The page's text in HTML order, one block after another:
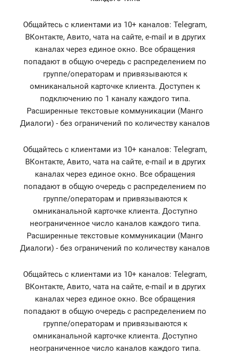
Общайтесь с клиентами из 10+ каналов: Telegram,
ВКонтакте, Авито, чата на сайте, e-mail и в других
каналах через единое окно. Все обращения
попадают в общую очередь с распределением по
группе/операторам и привязываются к
омниканальной карточке клиента. Доступен к
подключению по 1 каналу каждого типа.
Расширенные текстовые коммуникации (Манго
Диалоги) - без ограничений по количеству каналов
Общайтесь с клиентами из 10+ каналов: Telegram,
ВКонтакте, Авито, чата на сайте, e-mail и в других
каналах через единое окно. Все обращения
попадают в общую очередь с распределением по
группе/операторам и привязываются к
омниканальной карточке клиента. Доступно
неограниченное число каналов каждого типа.
Расширенные текстовые коммуникации (Манго
Диалоги) - без ограничений по количеству каналов
Общайтесь с клиентами из 10+ каналов: Telegram,
ВКонтакте, Авито, чата на сайте, e-mail и в других
каналах через единое окно. Все обращения
попадают в общую очередь с распределением по
группе/операторам и привязываются к
омниканальной карточке клиента. Доступно
неограниченное число каналов каждого типа.